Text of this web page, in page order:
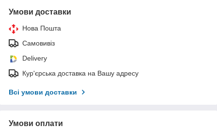
Умови доставки
Нова Пошта
Самовивіз
Delivery
Кур'єрська доставка на Вашу адресу
Всі умови доставки
Умови оплати